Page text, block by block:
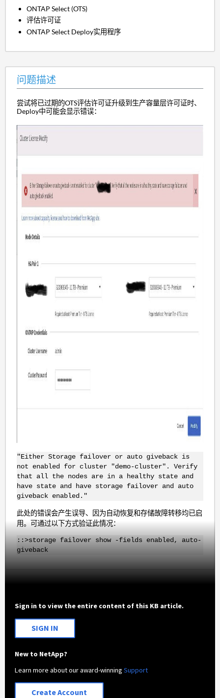
ONTAP Select (OTS)
评估许可证
ONTAP Select Deploy实用程序
问题描述
尝试将已过期的OTS评估许可证升级到生产容量层许可证时、
Deploy中可能会显示错误：
"Either Storage failover or auto giveback is
not enabled for cluster "demo-cluster". Verify
that all the nodes are in a healthy state and
have state and have storage failover and auto
giveback enabled."
此处的错误会产生误导、因为自动恢复和存储故障转移均已启
用。可通过以下方式验证此情况：
::>storage failover show -fields enabled, auto-
giveback
Sign in to view the entire content of this KB article.
SIGN IN
New to NetApp?
Learn more about our award-winningSupport
Create Account